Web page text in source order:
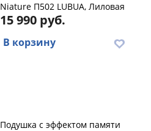
Niature П502 LUBUA, Лиловая
15 990 руб.
В корзину
Подушка с эффектом памяти